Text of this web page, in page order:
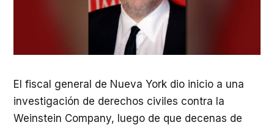
El fiscal general de Nueva York dio inicio a una
investigación de derechos civiles contra la
Weinstein Company, luego de que decenas de